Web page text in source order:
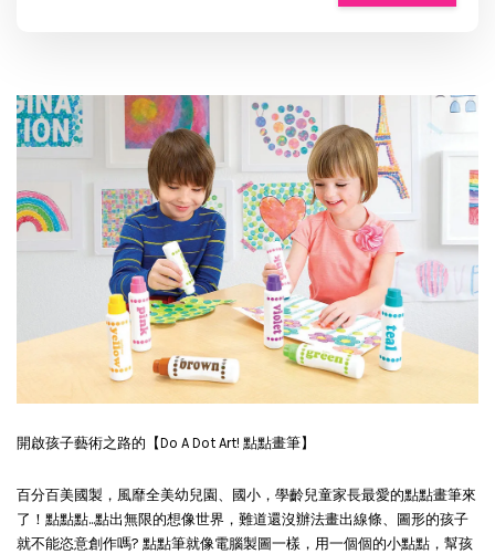
開啟孩子藝術之路的【Do A Dot Art! 點點畫筆】
百分百美國製，風靡全美幼兒園、國小，學齡兒童家長最愛的點點畫筆來
了！點點點...點出無限的想像世界，難道還沒辦法畫出線條、圖形的孩子
就不能恣意創作嗎? 點點筆就像電腦製圖一樣，用一個個的小點點，幫孩